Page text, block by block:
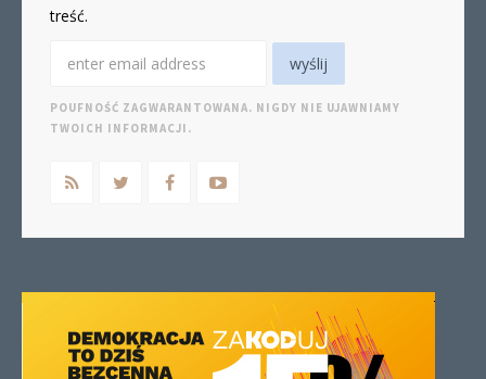
treść.
POUFNOŚĆ ZAGWARANTOWANA. NIGDY NIE UJAWNIAMY
TWOICH INFORMACJI.